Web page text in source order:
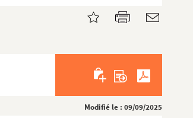
Modifié le : 09/09/2025